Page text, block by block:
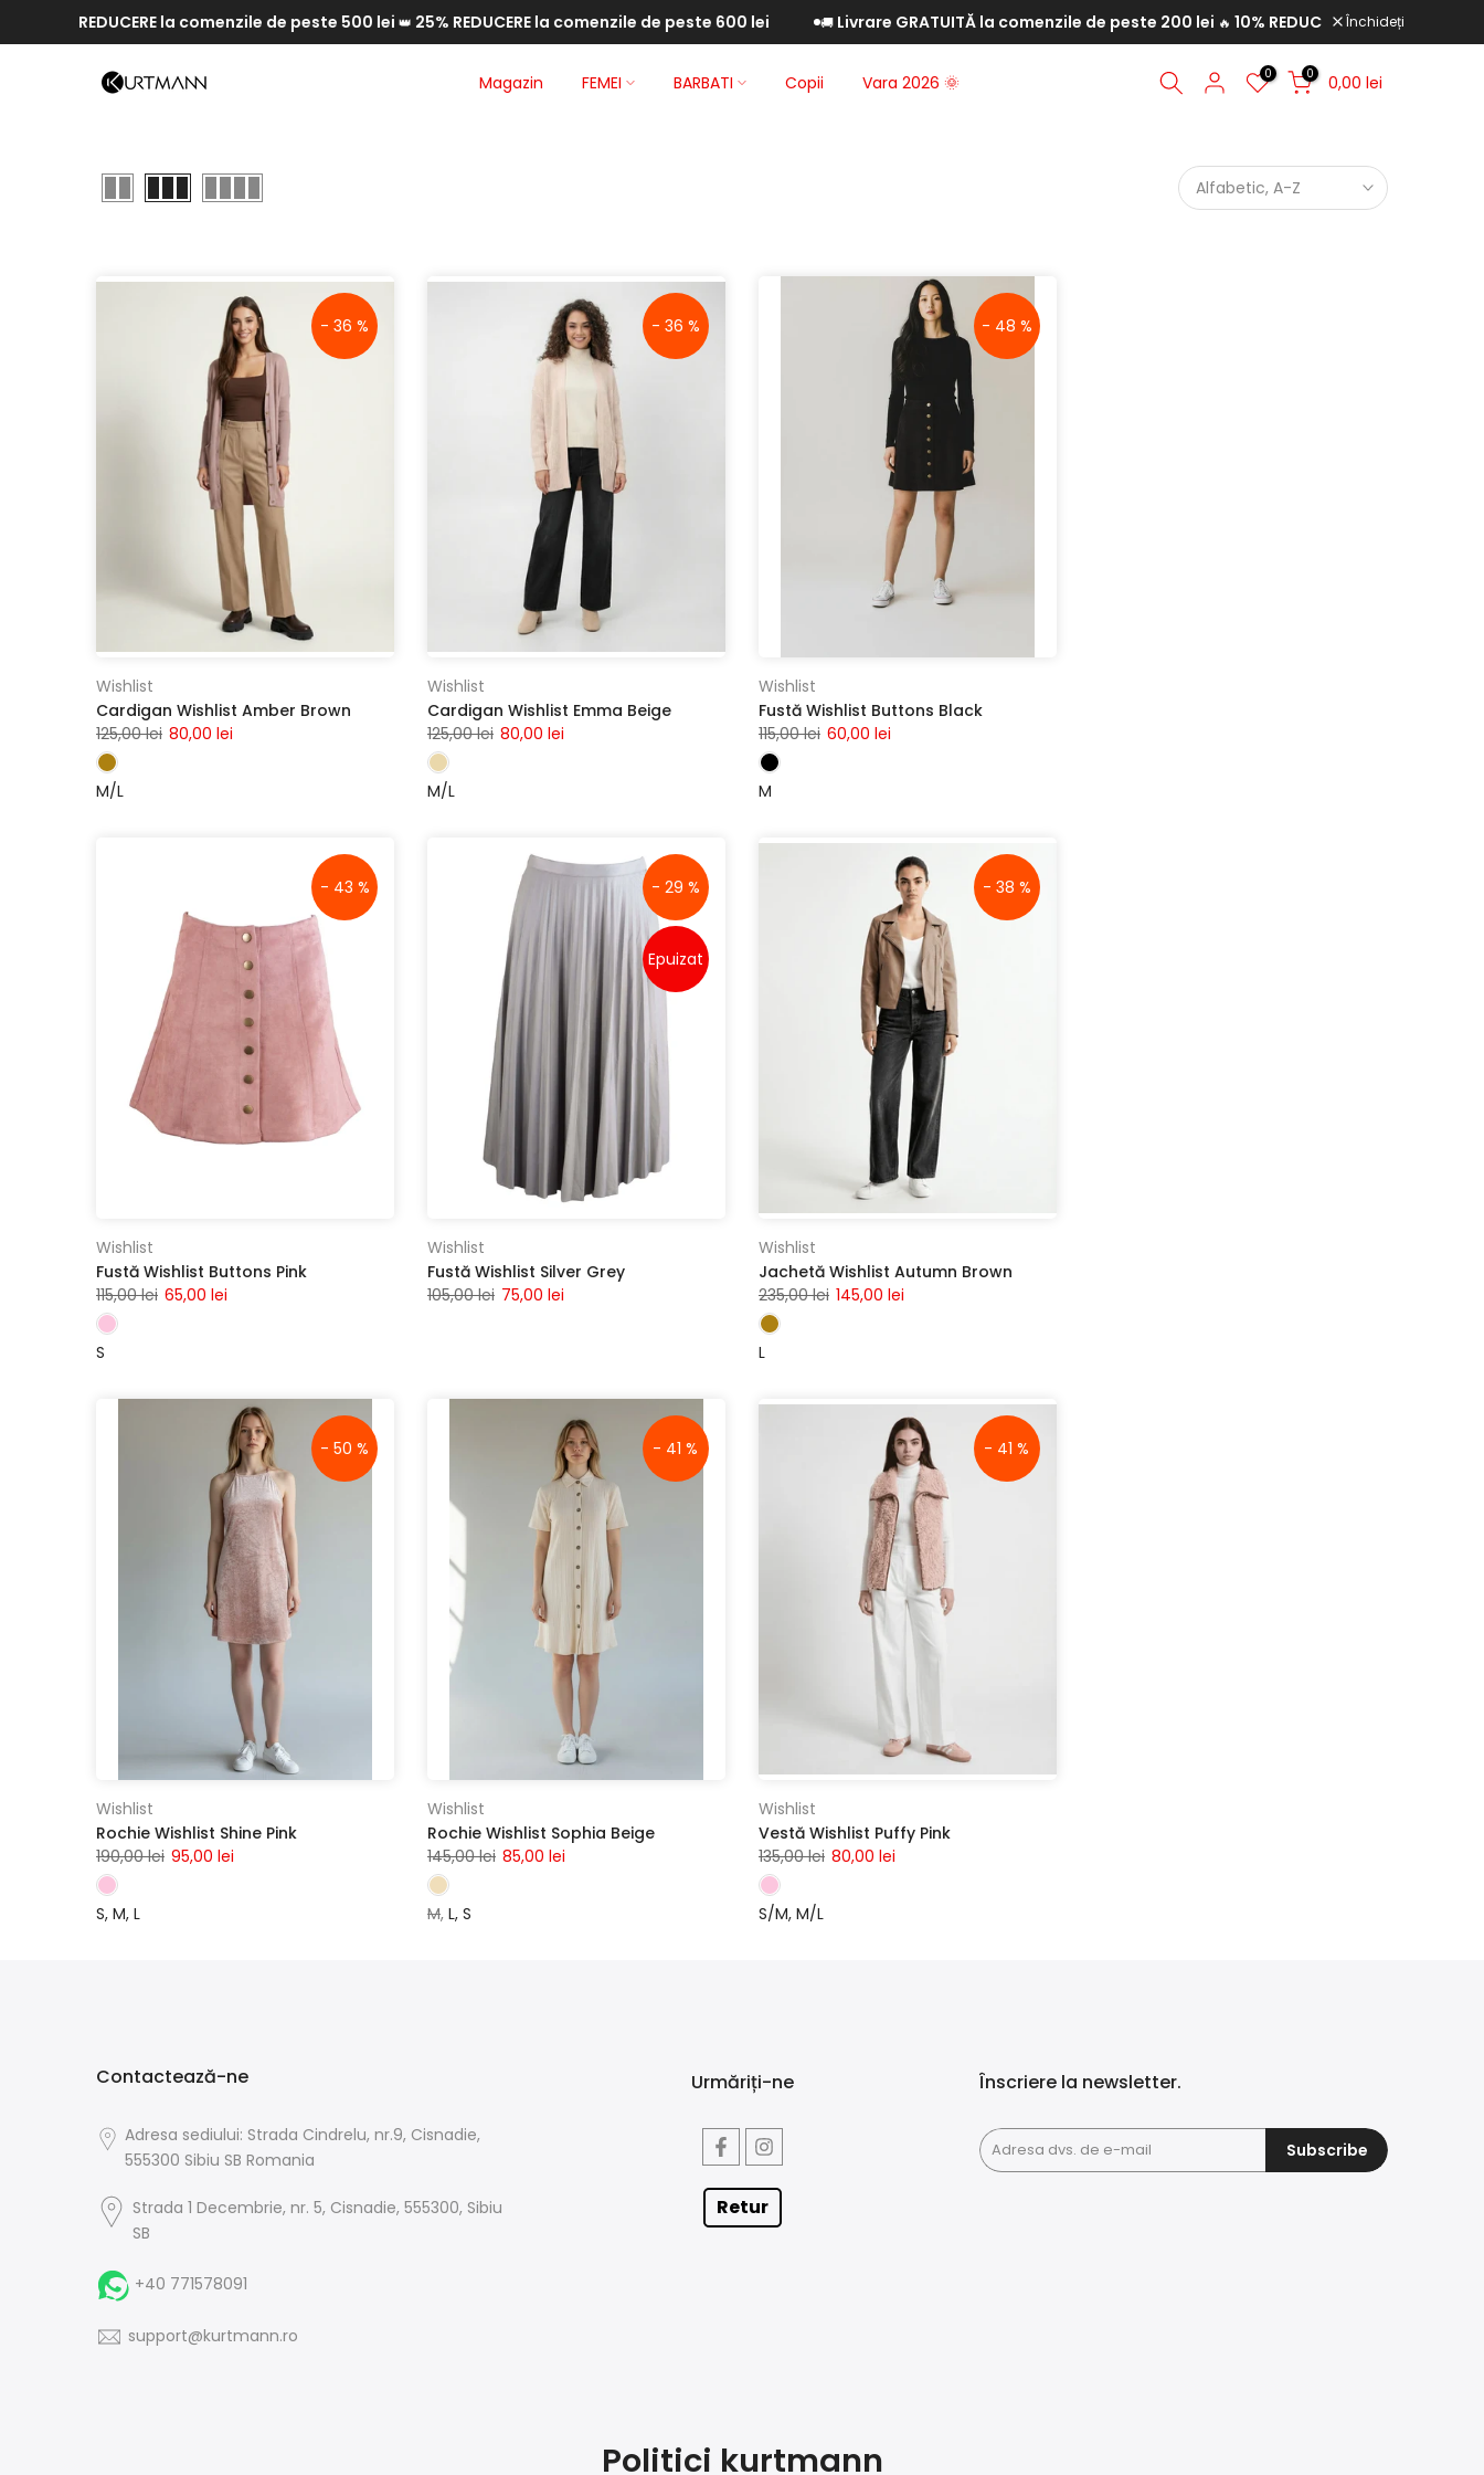
la
REDUCERE la comenzile de peste 500 lei👑25% REDUCERE la comenzile de peste 600 lei 🚚 Livrare GRATUITĂ la comenzile de peste 200 lei🔥10% REDUCERE la comenzile de peste
Închideți
Magazin FEMEI BARBATI Copii Vara 2026 🌞 0 0 0,00 lei
Alfabetic, A-Z
- 36 %
Wishlist
Cardigan Wishlist Amber Brown
125,00 lei 80,00 lei
M/L
- 36 %
Wishlist
Cardigan Wishlist Emma Beige
125,00 lei 80,00 lei
M/L
- 48 %
Wishlist
Fustă Wishlist Buttons Black
115,00 lei 60,00 lei
M
- 43 %
Wishlist
Fustă Wishlist Buttons Pink
115,00 lei 65,00 lei
S
- 29 %
Epuizat
Wishlist
Fustă Wishlist Silver Grey
105,00 lei 75,00 lei
- 38 %
Wishlist
Jachetă Wishlist Autumn Brown
235,00 lei 145,00 lei
L
- 50 %
Wishlist
Rochie Wishlist Shine Pink
190,00 lei 95,00 lei
S M L
- 41 %
Wishlist
Rochie Wishlist Sophia Beige
145,00 lei 85,00 lei
M L S
- 41 %
Wishlist
Vestă Wishlist Puffy Pink
135,00 lei 80,00 lei
S/M M/L
Contactează-ne
Adresa sediului: Strada Cindrelu, nr.9, Cisnadie,
555300 Sibiu SB Romania
Strada 1 Decembrie, nr. 5, Cisnadie, 555300, Sibiu
SB
+40 771578091
support@kurtmann.ro
Urmăriți-ne
Retur
Înscriere la newsletter.
Subscribe
Politici kurtmann